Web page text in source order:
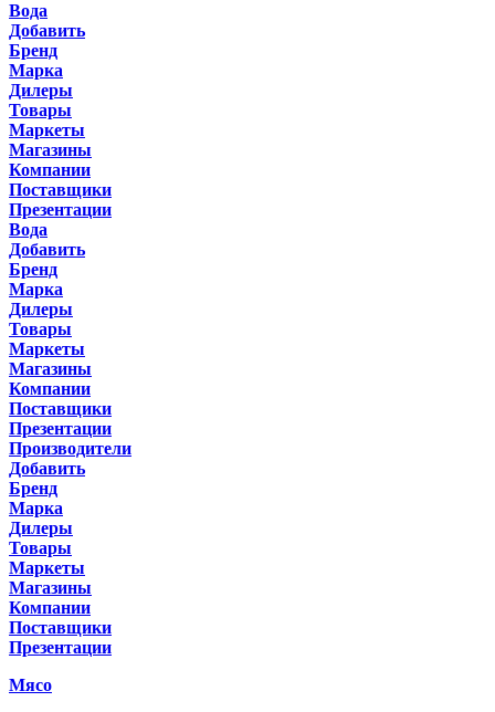
Вода
Добавить
Бренд
Марка
Дилеры
Товары
Маркеты
Магазины
Компании
Поставщики
Презентации
Вода
Добавить
Бренд
Марка
Дилеры
Товары
Маркеты
Магазины
Компании
Поставщики
Презентации
Производители
Добавить
Бренд
Марка
Дилеры
Товары
Маркеты
Магазины
Компании
Поставщики
Презентации
Мясо